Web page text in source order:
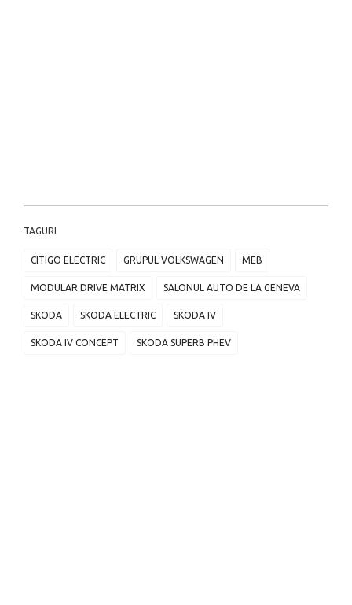
TAGURI
CITIGO ELECTRIC GRUPUL VOLKSWAGEN MEB
MODULAR DRIVE MATRIX SALONUL AUTO DE LA GENEVA
SKODA SKODA ELECTRIC SKODA IV
SKODA IV CONCEPT SKODA SUPERB PHEV